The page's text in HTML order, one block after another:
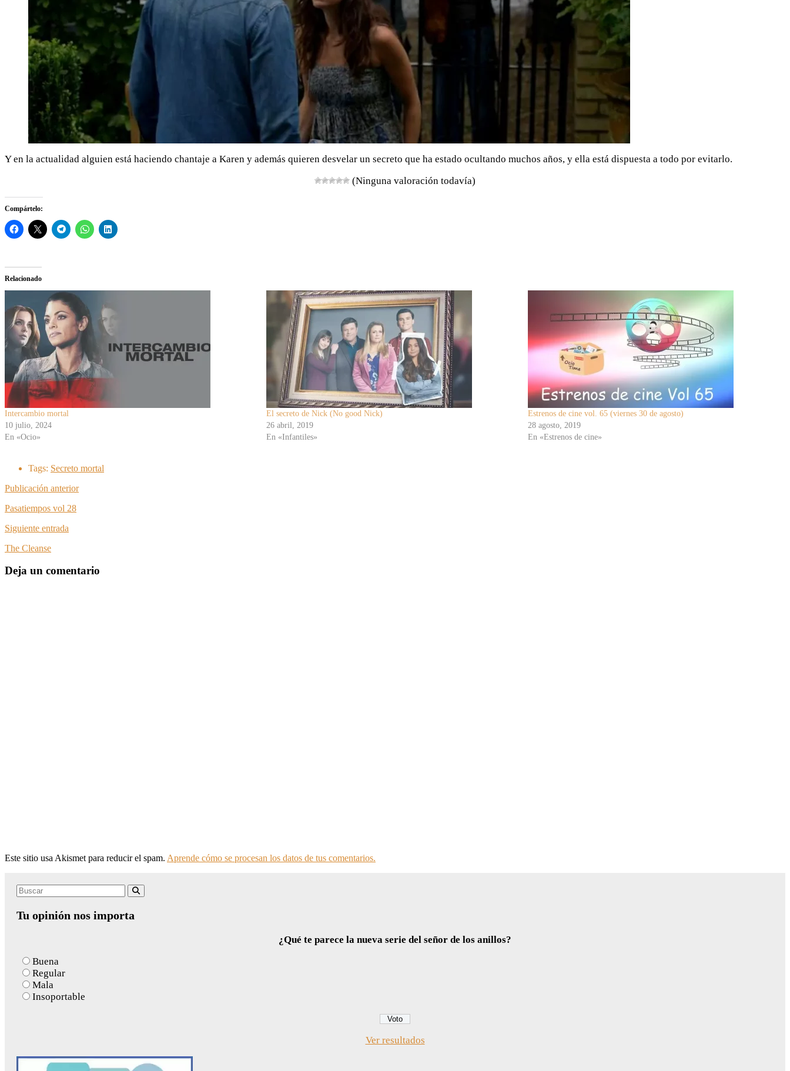
Y en la actualidad alguien está haciendo chantaje a Karen y además quieren desvelar un secreto que ha estado ocultando muchos años, y ella está dispuesta a todo por evitarlo.
(Ninguna valoración todavía)
Compártelo:
Relacionado
Intercambio mortal
10 julio, 2024
En «Ocio»
El secreto de Nick (No good Nick)
26 abril, 2019
En «Infantiles»
Estrenos de cine vol. 65 (viernes 30 de agosto)
28 agosto, 2019
En «Estrenos de cine»
Tags: Secreto mortal
Publicación anterior
Pasatiempos vol 28
Siguiente entrada
The Cleanse
Deja un comentario
Este sitio usa Akismet para reducir el spam. Aprende cómo se procesan los datos de tus comentarios.
Search
Tu opinión nos importa
¿Qué te parece la nueva serie del señor de los anillos?
Buena
Regular
Mala
Insoportable
Ver resultados